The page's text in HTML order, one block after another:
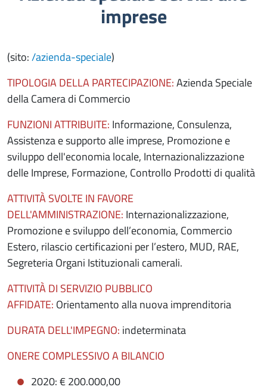
imprese
(sito:/azienda-speciale)
TIPOLOGIA DELLA PARTECIPAZIONE:Azienda Speciale
della Camera di Commercio
FUNZIONI ATTRIBUITE: Informazione, Consulenza,
Assistenza e supporto alle imprese, Promozione e
sviluppo dell'economia locale, Internazionalizzazione
delle Imprese, Formazione, Controllo Prodotti di qualità
ATTIVITÀ SVOLTE IN FAVORE
DELL'AMMINISTRAZIONE: Internazionalizzazione,
Promozione e sviluppo dell’economia, Commercio
Estero, rilascio certificazioni per l’estero, MUD, RAE,
Segreteria Organi Istituzionali camerali.
ATTIVITÀ DI SERVIZIO PUBBLICO
AFFIDATE: Orientamento alla nuova imprenditoria
DURATA DELL'IMPEGNO: indeterminata
ONERE COMPLESSIVO A BILANCIO
2020:€ 200.000,00